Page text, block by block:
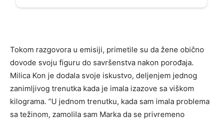
Tokom razgovora u emisiji, primetile su da žene obično
dovode svoju figuru do savršenstva nakon porođaja.
Milica Kon je dodala svoje iskustvo, deljenjem jednog
zanimljivog trenutka kada je imala izazove sa viškom
kilograma. “U jednom trenutku, kada sam imala problema
sa težinom, zamolila sam Marka da se privremeno